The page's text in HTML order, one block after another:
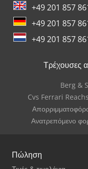
+49 201 857
+49 201 857
+49 201 857
Τρέχουσες
Berg &
Cvs Ferrari
Ανατρεπόμενο
Πώληση